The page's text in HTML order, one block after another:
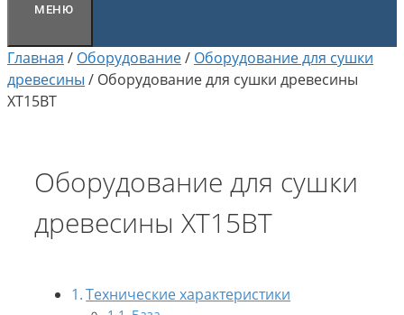
МЕНЮ
Главная / Оборудование/ Оборудование для сушки
древесины / Оборудование для сушки древесины
ХТ15ВТ
Оборудование для сушки
древесины ХТ15ВТ
Технические характеристики